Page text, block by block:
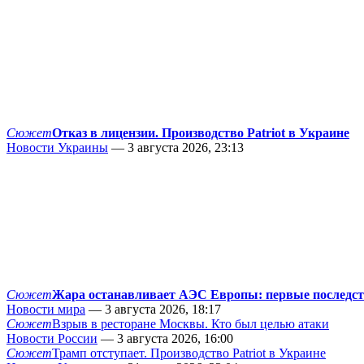
СюжетОтказ в лицензии. Производство Patriot в Украине
Новости Украины — 3 августа 2026, 23:13
СюжетЖара останавливает АЭС Европы: первые
Новости мира — 3 августа 2026, 18:17
СюжетВзрыв в ресторане Москвы. Кто был целью атаки
Новости России — 3 августа 2026, 16:00
СюжетТрамп отступает. Производство Patriot в Украине